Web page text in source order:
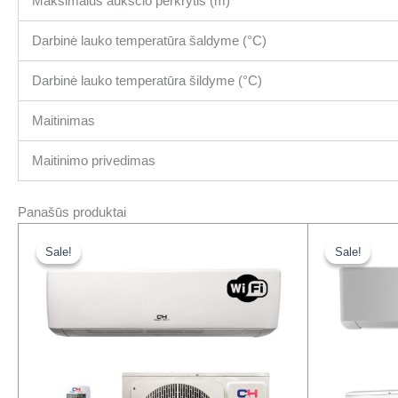
Darbinė lauko temperatūra šaldyme (°C)
Darbinė lauko temperatūra šildyme (°C)
Maitinimas
Maitinimo privedimas
Panašūs produktai
Sale!
Sale! Sale!
Sale!